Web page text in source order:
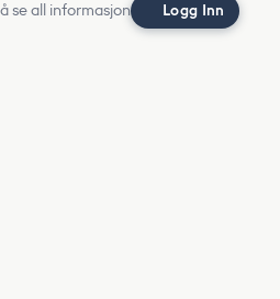
se all informasjon Logg Inn